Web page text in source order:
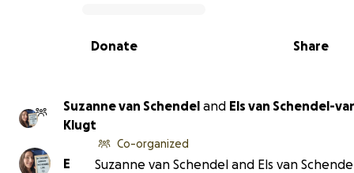
0% complete
Share
Donate
Suzanne van Schendel and Els van Schendel-
Klugt
E
Co-organized
Suzanne van Schendel and Els van